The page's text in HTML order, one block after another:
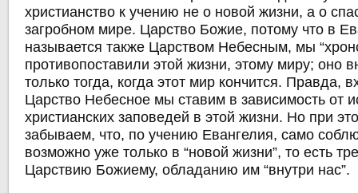
христианство к учению не о новой жизни, а о
загробном мире. Царство Божие, потому что в
называется также Царством Небесным, мы
противопоставили этой жизни, этому миру; оно
только тогда, когда этот мир кончится. Правда,
Царство Небесное мы ставим в зависимость от
христианских заповедей в этой жизни. Но при
забываем, что, по учению Евангелия, само
возможно уже только в “новой жизни”, то есть
Царствию Божиему, обладанию им “внутри нас”.